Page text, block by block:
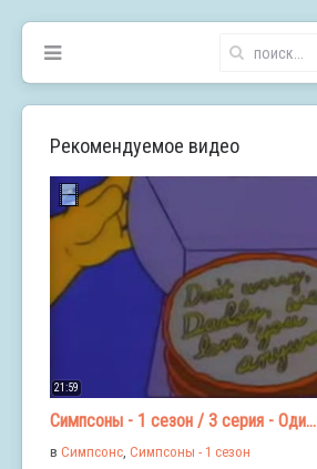
Рекомендуемое видео
21:59
Симпсоны - 1 сезон / 3 серия - Оди...
в Симпсонс, Симпсоны - 1 сезон